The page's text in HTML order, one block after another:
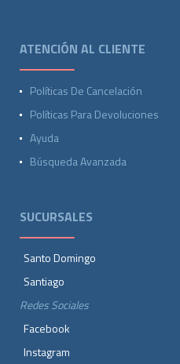
ATENCIÓN AL CLIENTE
Políticas De Cancelación
Políticas Para Devoluciones
Ayuda
Búsqueda Avanzada
SUCURSALES
Santo Domingo
Santiago
Redes Sociales
Facebook
Instagram